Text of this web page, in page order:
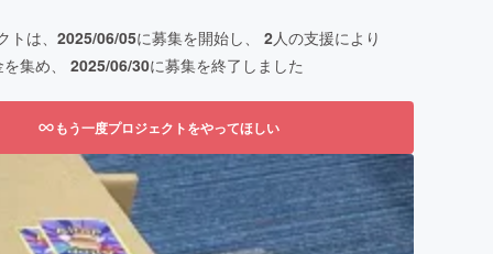
は、 2025/06/05に募集を開始し、 2人の支援により
集め、 2025/06/30に募集を終了しました
もう一度プロジェクトをやってほしい